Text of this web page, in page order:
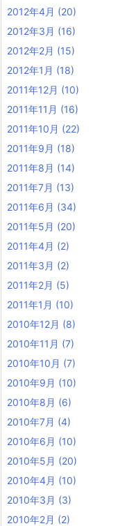
2012年4月 (20)
2012年3月 (16)
2012年2月 (15)
2012年1月 (18)
2011年12月 (10)
2011年11月 (16)
2011年10月 (22)
2011年9月 (18)
2011年8月 (14)
2011年7月 (13)
2011年6月 (34)
2011年5月 (20)
2011年4月 (2)
2011年3月 (2)
2011年2月 (5)
2011年1月 (10)
2010年12月 (8)
2010年11月 (7)
2010年10月 (7)
2010年9月 (10)
2010年8月 (6)
2010年7月 (4)
2010年6月 (10)
2010年5月 (20)
2010年4月 (10)
2010年3月 (3)
2010年2月 (2)